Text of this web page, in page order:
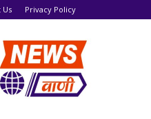
Us Privacy Policy
News
Vani